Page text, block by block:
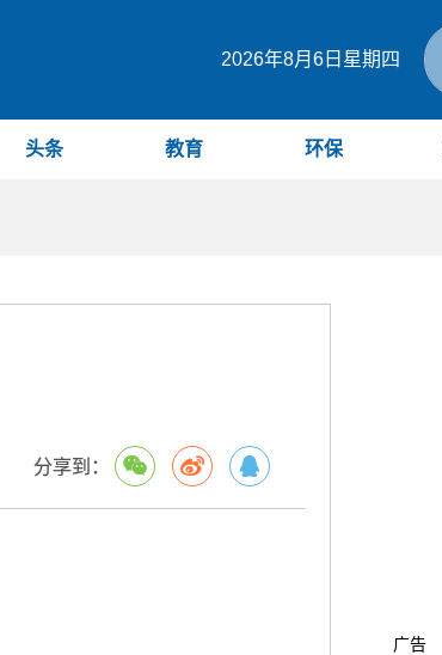
2026年8月6日星期四
头条 教育 环保
分享到：
广告